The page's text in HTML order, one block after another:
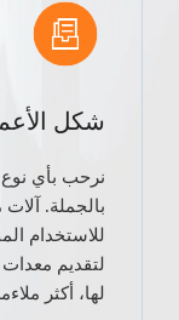
شكل
نرحب بأي نوع
بالجملة. آلات
للاستخدام
لتقديم
لها، أكثر